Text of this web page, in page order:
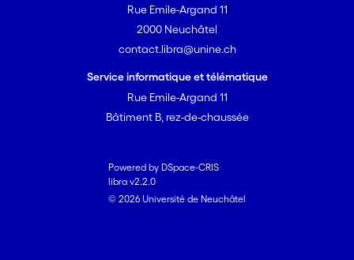
Rue Emile-Argand 11
2000 Neuchâtel
contact.libra@unine.ch
Service informatique et télématique
Rue Emile-Argand 11
Bâtiment B, rez-de-chaussée
Powered by DSpace-CRIS
libra v2.2.0
© 2026 Université de Neuchâtel